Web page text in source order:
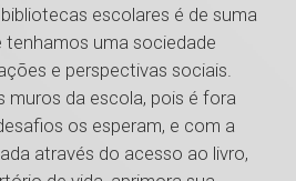
escolares é de suma
tenhamos uma sociedade
e perspectivas sociais.
muros da escola, pois é fora
os esperam, e com a
através do acesso ao livro,